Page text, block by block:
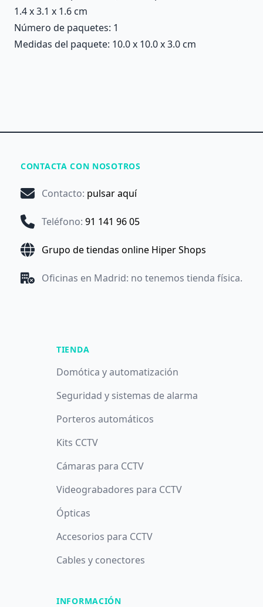
1.4 x 3.1 x 1.6 cm
Número de paquetes: 1
Medidas del paquete: 10.0 x 10.0 x 3.0 cm
CONTACTA CON NOSOTROS
Contacto: pulsar aquí
Teléfono: 91 141 96 05
Grupo de tiendas online Hiper Shops
Oficinas en Madrid: no tenemos tienda física.
TIENDA
Domótica y automatización
Seguridad y sistemas de alarma
Porteros automáticos
Kits CCTV
Cámaras para CCTV
Videograbadores para CCTV
Ópticas
Accesorios para CCTV
Cables y conectores
INFORMACIÓN